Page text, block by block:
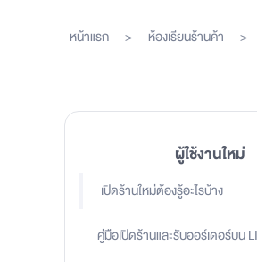
หน้าแรก > ห้องเรียนร้านค้า >
ผู้ใช้งานใหม่
เปิดร้านใหม่ต้องรู้อะไรบ้าง
คู่มือเปิดร้านและรับออร์เดอร์บน